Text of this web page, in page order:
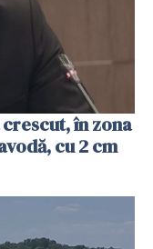
în zona
cu 2 cm